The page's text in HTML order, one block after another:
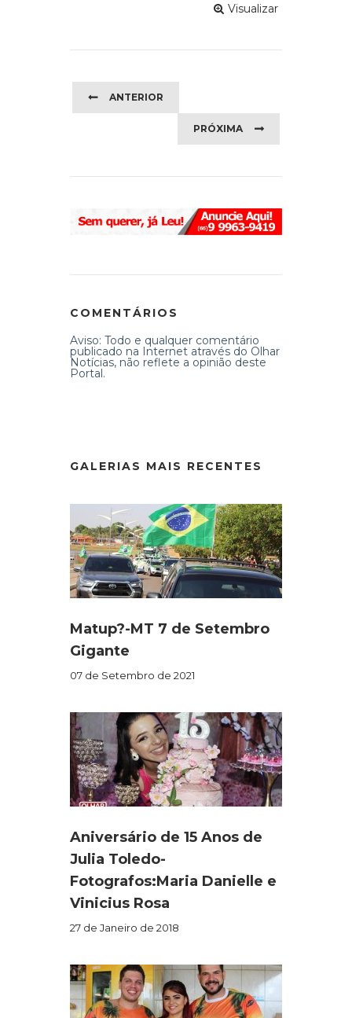
Visualizar
ANTERIOR
PRÓXIMA
COMENTÁRIOS
Aviso: Todo e qualquer comentário
publicado na Internet através do Olhar
Notícias, não reflete a opinião deste
Portal.
GALERIAS MAIS RECENTES
Matup?-MT 7 de Setembro
Gigante
07 de Setembro de 2021
Aniversário de 15 Anos de
Julia Toledo-
Fotografos:Maria Danielle e
Vinicius Rosa
27 de Janeiro de 2018